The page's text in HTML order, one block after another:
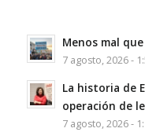
Menos mal
7 agosto, 2026 -
La historia de
operación de
7 agosto, 2026 -